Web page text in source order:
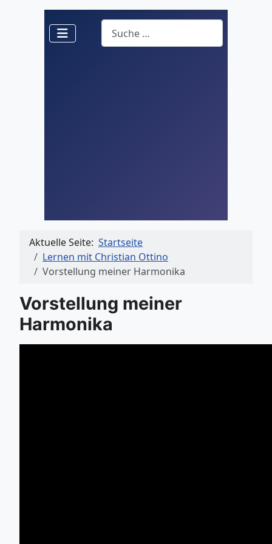
Suchen
Aktuelle Seite: Startseite
Lernen mit Christian Ottino
Vorstellung meiner Harmonika
Vorstellung meiner
Harmonika